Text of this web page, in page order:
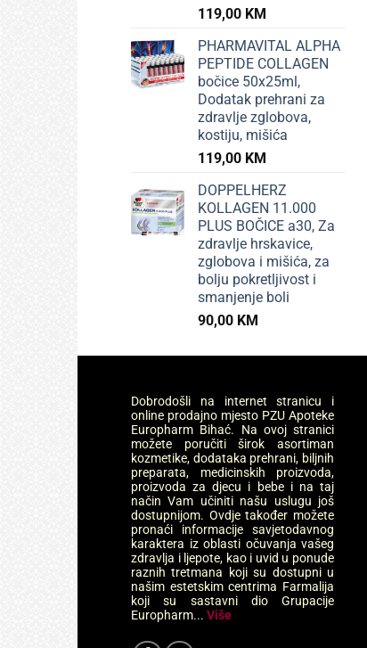
119,00 KM
PHARMAVITAL ALPHA
PEPTIDE COLLAGEN
bočice 50x25ml,
Dodatak prehrani za
zdravlje zglobova,
kostiju, mišića
119,00 KM
DOPPELHERZ
KOLLAGEN 11.000
PLUS BOČICE a30, Za
zdravlje hrskavice,
zglobova i mišića, za
bolju pokretljivost i
smanjenje boli
90,00 KM
Dobrodošli na internet stranicu i
online prodajno mjesto PZU Apoteke
Europharm Bihać. Na ovoj stranici
možete poručiti širok asortiman
kozmetike, dodataka prehrani, biljnih
preparata, medicinskih proizvoda,
proizvoda za djecu i bebe i na taj
način Vam učiniti našu uslugu još
dostupnijom. Ovdje također možete
pronaći informacije savjetodavnog
karaktera iz oblasti očuvanja vašeg
zdravlja i ljepote, kao i uvid u ponude
raznih tretmana koji su dostupni u
našim estetskim centrima Farmalija
koji su sastavni dio Grupacije
Europharm... Više